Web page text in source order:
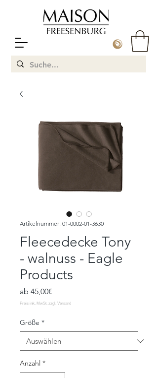
Artikelnummer: 01-0002-01-3630
Fleecedecke Tony
- walnuss - Eagle
Products
ab 45,00€
Preis
Größe *
Anzahl *